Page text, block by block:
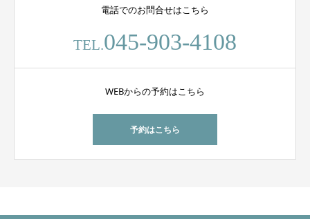
電話でのお問合せはこちら
TEL.045-903-4108
WEBからの予約はこちら
予約はこちら